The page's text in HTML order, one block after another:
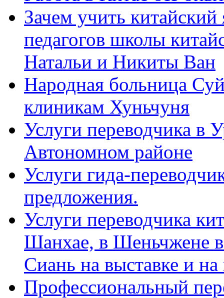
Зачем учить
педагогов школы
Натальи и Никиты Ван
Народная больница
клиникам Хуньчуня
Услуги переводчика в
Автономном районе
Услуги гида-
предложения.
Услуги переводчика
Шанхае, в Шеньчжене
Сиань на выставке и
Профессиональный